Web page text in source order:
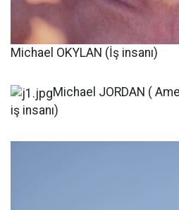
Michael OKYLAN (İş insanı)
Michael JORDAN (
iş insanı)